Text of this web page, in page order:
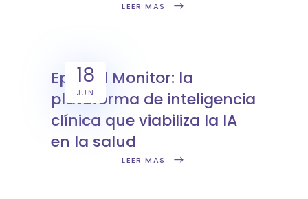
LEER MAS
18
JUN
Epimed Monitor: la
plataforma de inteligencia
clínica que viabiliza la IA
en la salud
LEER MAS